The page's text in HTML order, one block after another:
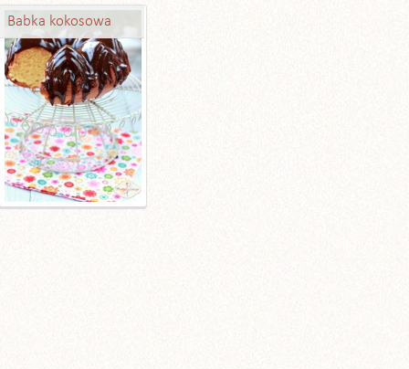
Babka kokosowa